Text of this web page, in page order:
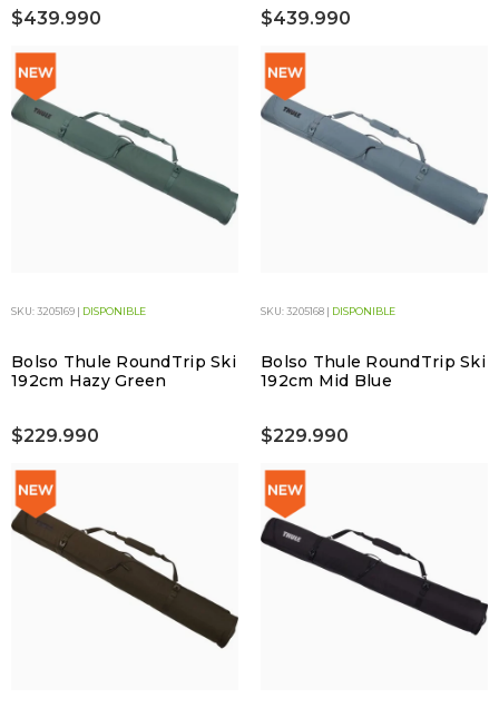
$439.990 $439.990
SKU: 3205169 | DISPONIBLE
Bolso Thule RoundTrip Ski
192cm Hazy Green
$229.990
SKU: 3205168 | DISPONIBLE
Bolso Thule RoundTrip Ski
192cm Mid Blue
$229.990